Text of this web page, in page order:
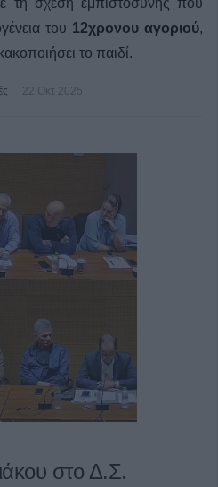
τη σχέση εμπιστοσύνης που
του 12χρονου αγοριού,
το παιδί.
22 Οκτ 2025
στο Δ.Σ.